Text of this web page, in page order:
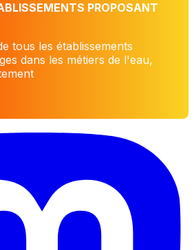
PROPOSANT
tous les établissements
dans les métiers de l'eau,